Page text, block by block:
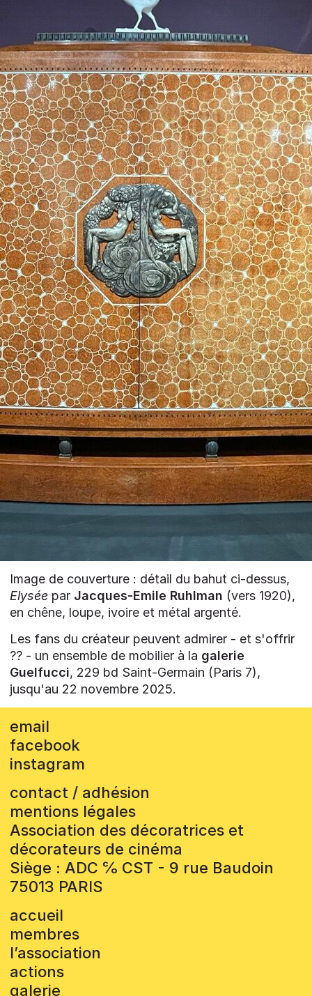
Image de couverture : détail du bahut ci-dessus,
Elysée par Jacques-Emile Ruhlman (vers 1920),
en chêne, loupe, ivoire et métal argenté.
Les fans du créateur peuvent admirer - et s'offrir
?? - un ensemble de mobilier à la galerie
Guelfucci, 229 bd Saint-Germain (Paris 7),
jusqu'au 22 novembre 2025.
email
facebook
instagram
contact / adhésion
mentions légales
Association des décoratrices et
décorateurs de cinéma
Siège : ADC ℅ CST - 9 rue Baudoin
75013 PARIS
accueil
membres
l’association
actions
galerie